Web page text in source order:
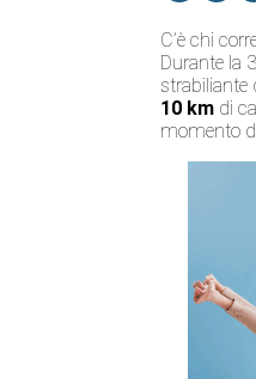
C’è chi
Durante la
10 km di
momento